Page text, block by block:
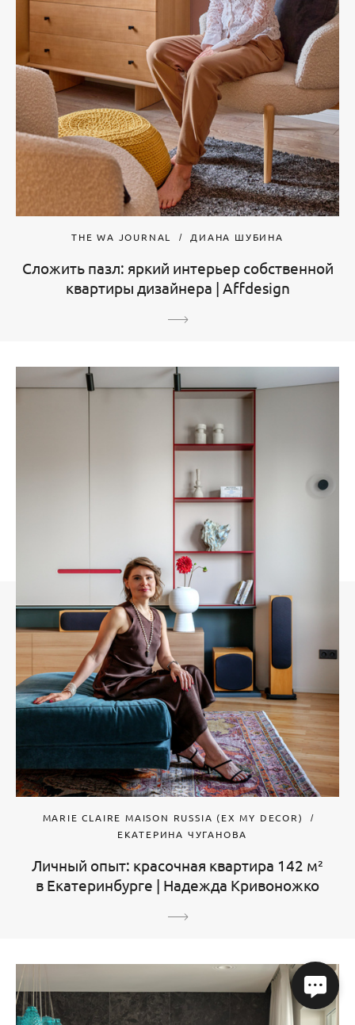
THE WA JOURNAL ДИАНА ШУБИНА
Сложить пазл: яркий интерьер собственной
квартиры дизайнера | Affdesign
MARIE CLAIRE MAISON RUSSIA (EX MY DECOR)
ЕКАТЕРИНА ЧУГАНОВА
Личный опыт: красочная квартира 142 м²
в Екатеринбурге | Надежда Кривоножко